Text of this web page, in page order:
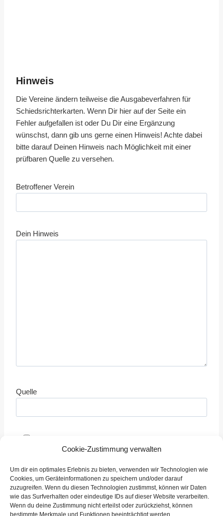
Cookie-Zustimmung verwalten
Um dir ein optimales Erlebnis zu bieten, verwenden wir Technologien wie
Cookies, um Geräteinformationen zu speichern und/oder darauf
zuzugreifen. Wenn du diesen Technologien zustimmst, können wir Daten
wie das Surfverhalten oder eindeutige IDs auf dieser Website verarbeiten.
Wenn du deine Zustimmung nicht erteilst oder zurückziehst, können
bestimmte Merkmale und Funktionen beeinträchtigt werden.
Hinweis
Die Vereine ändern teilweise die Ausgabeverfahren für
Schiedsrichterkarten. Wenn Dir hier auf der Seite ein
Fehler aufgefallen ist oder Du Dir eine Ergänzung
wünschst, dann gib uns gerne einen Hinweis! Achte dabei
bitte darauf Deinen Hinweis nach Möglichkeit mit einer
prüfbaren Quelle zu versehen.
Betroffener Verein
Dein Hinweis
Quelle
keine Tickets vergibt oder mit der Vergabe zu tun hat,